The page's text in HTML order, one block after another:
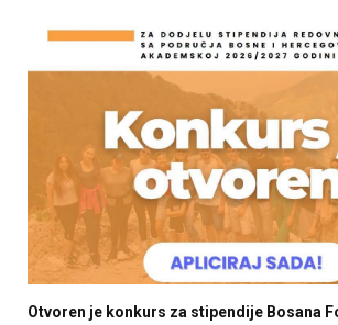
Otvoren je konkurs za stipendije Bosana